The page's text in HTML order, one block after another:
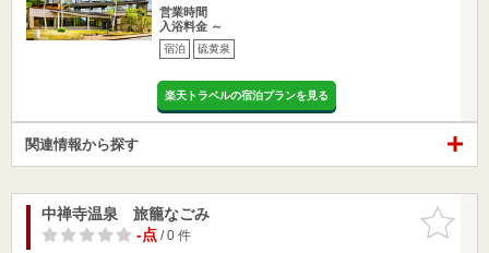
営業時間
入浴料金 ～
宿泊 硫黄泉
楽天トラベルの宿泊プランを見る
関連情報から探す
お気に入
りに追加
中禅寺温泉 旅籠なごみ
-点/ 0 件